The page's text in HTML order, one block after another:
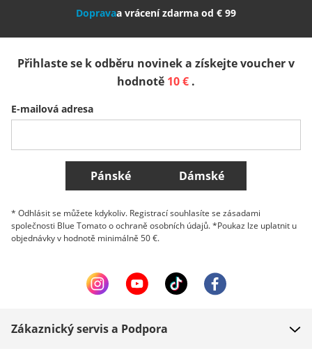
Slovenija
Belgique (Français) Danmark Norge
Všechny země
Dopravaa vrácení zdarma od € 99
Přihlaste se k odběru novinek a získejte voucher v
hodnotě 10 € .
E-mailová adresa
Pánské Dámské
* Odhlásit se můžete kdykoliv. Registrací souhlasíte se zásadami
společnosti Blue Tomato o ochraně osobních údajů. *Poukaz lze uplatnit u
objednávky v hodnotě minimálně 50 €.
Zákaznický servis a Podpora